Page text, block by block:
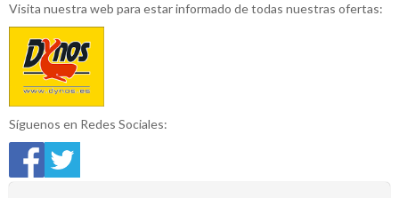
Visita nuestra web para estar informado de todas nuestras ofertas:
Síguenos en Redes Sociales: